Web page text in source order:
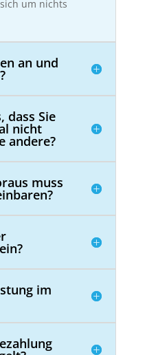
um nichts
an und
dass Sie
nicht
andere?
muss
im